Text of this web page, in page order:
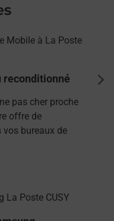
reconditionné
pas cher proche
offre de
vos bureaux de